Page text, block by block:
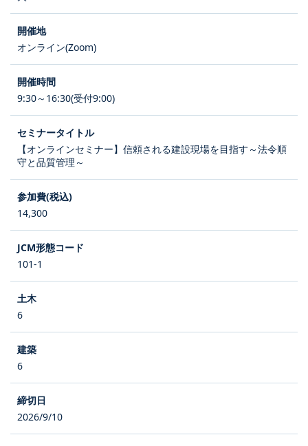
オンライン(Zoom)
9:30～16:30(受付9:00)
【オンラインセミナー】信頼される建設現場を目指す～法令順
守と品質管理～
14,300
101-1
6
6
2026/9/10